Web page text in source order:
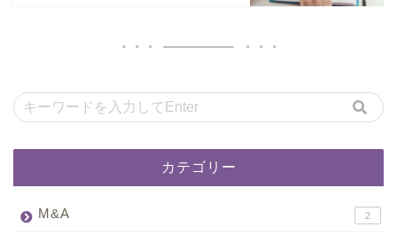
カテゴリー
M&A 2